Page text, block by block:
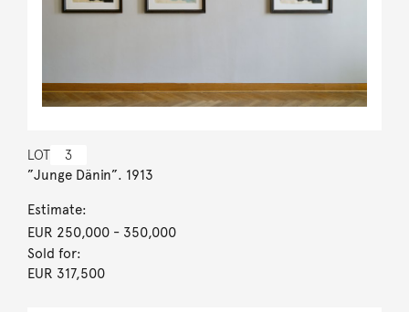
LOT 3
”Junge Dänin”. 1913
Estimate:
EUR 250,000- 350,000
Sold for:
EUR 317,500